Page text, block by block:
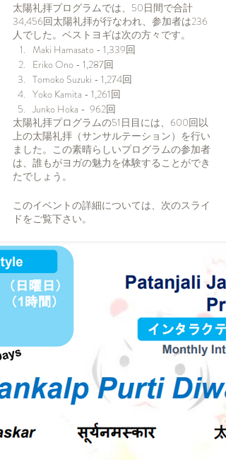
太陽礼拝プログラムでは、50日間で合計
34,456回太陽礼拝が行なわれ、参加者は236
人でした。ベストヨギは次の方々です。
Maki Hamasato - 1,339回
Eriko Ono - 1,287回
Tomoko Suzuki - 1,274回
Yoko Kamita - 1,261回
Junko Hoka -  962回
太陽礼拝プログラムの51日目には、600回以
上の太陽礼拝（サンサルテーション）を行い
ました。この素晴らしいプログラムの参加者
は、誰もがヨガの魅力を体験することができ
たでしょう。
このイベントの詳細については、次のスライ
ドをご覧下さい。